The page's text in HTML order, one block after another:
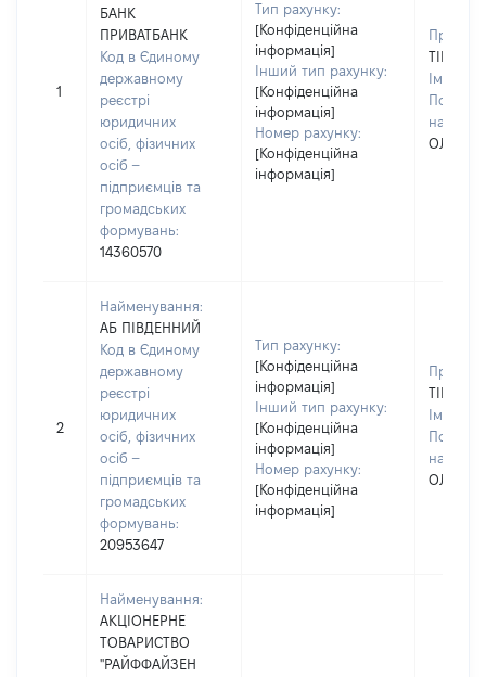
1
БАНК
ПРИВАТБАНК
Код в Єдиному
державному
реєстрі
юридичних
осіб, фізичних
осіб –
підприємців та
громадських
формувань:
14360570
Тип рахунку:
[Конфіденційна
інформація]
Інший тип рахунку:
[Конфіденційна
інформація]
Номер рахунку:
[Конфіденційна
інформація]
Ім'я:
По
2
Найменування:
АБ ПІВДЕННИЙ
Код в Єдиному
державному
реєстрі
юридичних
осіб, фізичних
осіб –
підприємців та
громадських
формувань:
20953647
Тип рахунку:
[Конфіденційна
інформація]
Інший тип рахунку:
[Конфіденційна
інформація]
Номер рахунку:
[Конфіденційна
інформація]
Ім'я:
По
Найменування:
АКЦІОНЕРНЕ
ТОВАРИСТВО
"РАЙФФАЙЗЕН